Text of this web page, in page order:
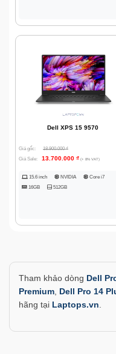
Dell XPS 15 9570
Giá gốc: 18.900.000₫
Giá Sale:
13.700.000 ₫ (+ 8% VAT)
15.6 inch NVIDIA
Core i7
16GB
512GB
Tham khảo dòng Dell
Premium Dell Pro 14
hãng tại Laptops.vn